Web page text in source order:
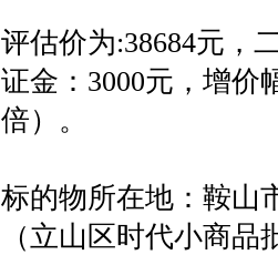
评估价为:38684元，
证金：3000元，增价
倍）。
标的物所在地：鞍山
（立山区时代小商品